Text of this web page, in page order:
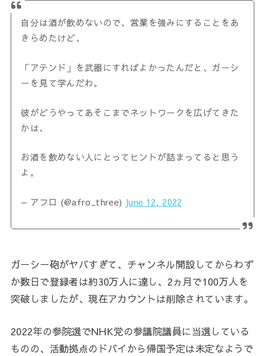
自分は酒が飲めないので、営業を強みにすることをあ
きらめたけど、
「アテンド」を武器にすればよかったんだと、ガーシ
ーを見て学んだわ。
彼がどうやってあそこまでネットワークを広げてきた
かは、
お酒を飲めない人にとってヒントが詰まってると思う
よ。
— アフロ (@afro_three) June 12, 2022
ガーシー砲がヤバすぎて、チャンネル開設してからわず
か数日で登録者は約30万人に達し、2ヵ月で100万人を
突破しましたが、現在アカウントは削除されています。
2022年の参院選でNHK党の参議院議員に当選している
ものの、活動拠点のドバイから帰国予定は未定なようで